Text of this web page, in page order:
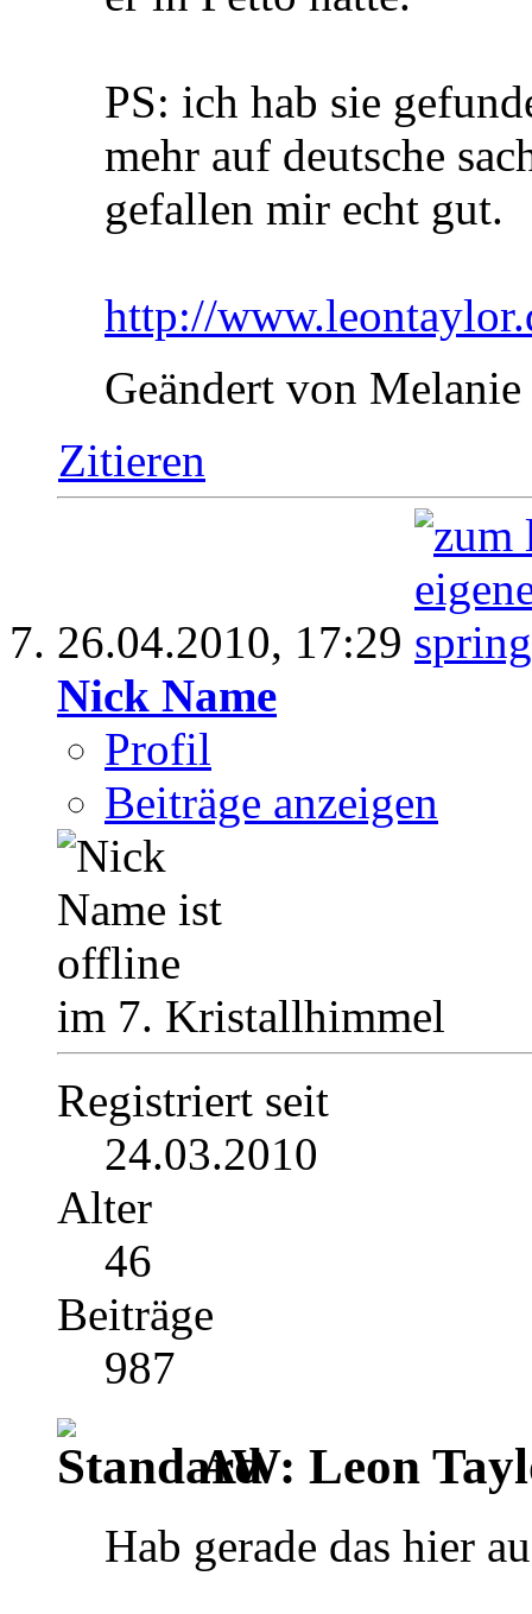
PS: ich hab sie
mehr auf deutsche
gefallen mir echt gut.
http://
Geändert von
Zitieren
26.04.2010, 17:29
Nick Name
Profil
Beiträge anzeigen
im 7. Kristallhimmel
Registriert seit
24.03.2010
Alter
46
Beiträge
987
AW: Leon
Hab gerade das hier